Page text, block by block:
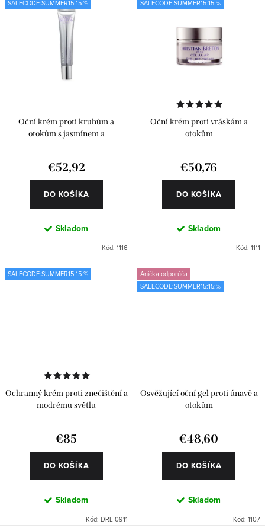
SALECODE:SUMMER15:15:%
Oční krém proti kruhům a
otokům s jasmínem a
€52,92
DO KOŠÍKA
Skladom
Kód: 1116
SALECODE:SUMMER15:15:%
Oční krém proti vráskám a
otokům
€50,76
DO KOŠÍKA
Skladom
Kód: 1111
SALECODE:SUMMER15:15:%
Ochranný krém proti znečištění a
modrému světlu
€85
DO KOŠÍKA
Skladom
Kód: DRL-0911
Anička odporúča
SALECODE:SUMMER15:15:%
Osvěžující oční gel proti únavě a
otokům
€48,60
DO KOŠÍKA
Skladom
Kód: 1107